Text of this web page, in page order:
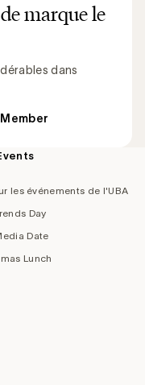
marque le
dans
les événements de l'UBA
Day
Date
Lunch